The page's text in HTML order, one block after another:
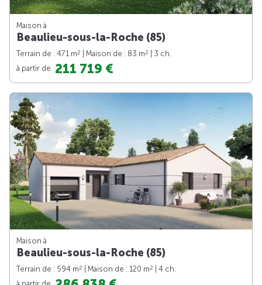
Maison à
Beaulieu-sous-la-Roche (85)
Terrain de : 471 m2 | Maison de : 83 m2
| 3 ch.
à partir de 211 719 €
Maison à
Beaulieu-sous-la-Roche (85)
Terrain de : 594 m2 | Maison de : 120 m2
| 4 ch.